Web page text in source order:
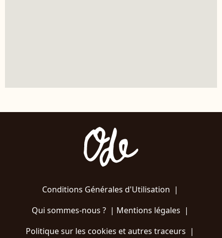
Conditions Générales d'Utilisation |
Qui sommes-nous ?| Mentions légales |
Politique sur les cookies et autres traceurs |